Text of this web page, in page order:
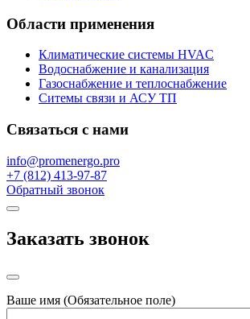
Области применения
Климатические системы HVAC
Водоснабжение и канализация
Газоснабжение и теплоснабжение
Ситемы связи и АСУ ТП
Связаться с нами
info@promenergo.pro
+7 (812) 413-97-87
Обратный звонок
Заказать звонок
Ваше имя (Обязательное поле)